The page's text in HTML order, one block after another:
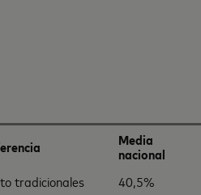
Media
nacional
tradicionales
40,5%